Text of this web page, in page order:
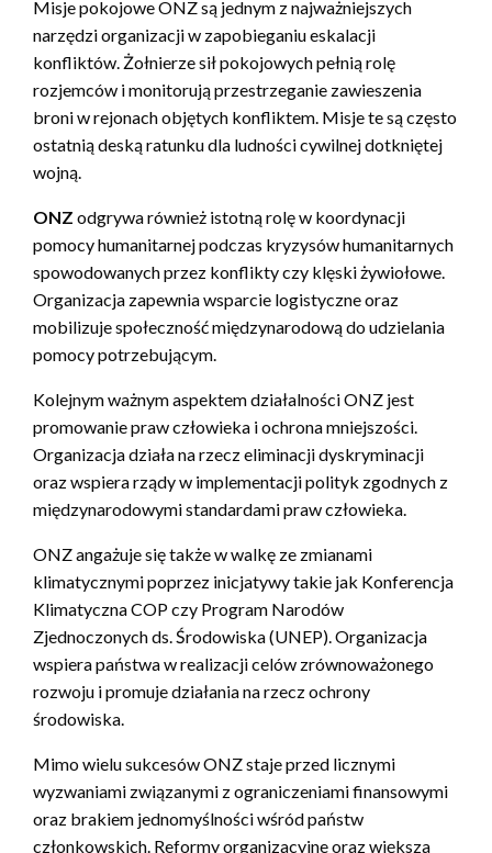
Misje pokojowe ONZ są jednym z najważniejszych
narzędzi organizacji w zapobieganiu eskalacji
konfliktów. Żołnierze sił pokojowych pełnią rolę
rozjemców i monitorują przestrzeganie zawieszenia
broni w rejonach objętych konfliktem. Misje te są często
ostatnią deską ratunku dla ludności cywilnej dotkniętej
wojną.
ONZ odgrywa również istotną rolę w koordynacji
pomocy humanitarnej podczas kryzysów humanitarnych
spowodowanych przez konflikty czy klęski żywiołowe.
Organizacja zapewnia wsparcie logistyczne oraz
mobilizuje społeczność międzynarodową do udzielania
pomocy potrzebującym.
Kolejnym ważnym aspektem działalności ONZ jest
promowanie praw człowieka i ochrona mniejszości.
Organizacja działa na rzecz eliminacji dyskryminacji
oraz wspiera rządy w implementacji polityk zgodnych z
międzynarodowymi standardami praw człowieka.
ONZ angażuje się także w walkę ze zmianami
klimatycznymi poprzez inicjatywy takie jak Konferencja
Klimatyczna COP czy Program Narodów
Zjednoczonych ds. Środowiska (UNEP). Organizacja
wspiera państwa w realizacji celów zrównoważonego
rozwoju i promuje działania na rzecz ochrony
środowiska.
Mimo wielu sukcesów ONZ staje przed licznymi
wyzwaniami związanymi z ograniczeniami finansowymi
oraz brakiem jednomyślności wśród państw
członkowskich. Reformy organizacyjne oraz większa